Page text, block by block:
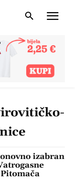
izabran